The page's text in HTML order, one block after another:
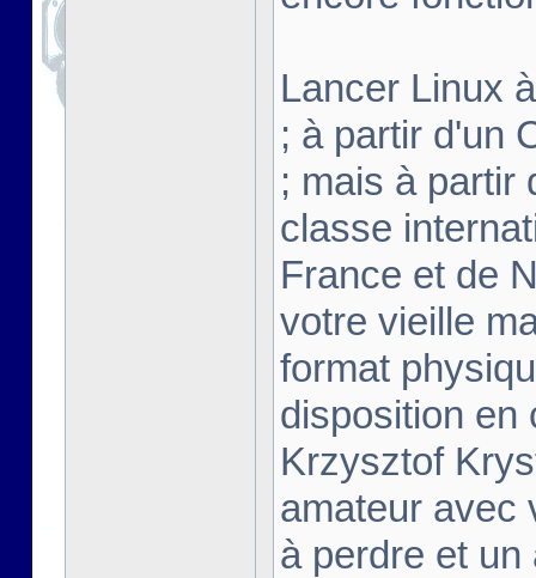
Lancer Linux
; à partir d'un
; mais à partir
classe
France et de
votre vieille
format
disposition en
Krzysztof
amateur avec
à perdre et